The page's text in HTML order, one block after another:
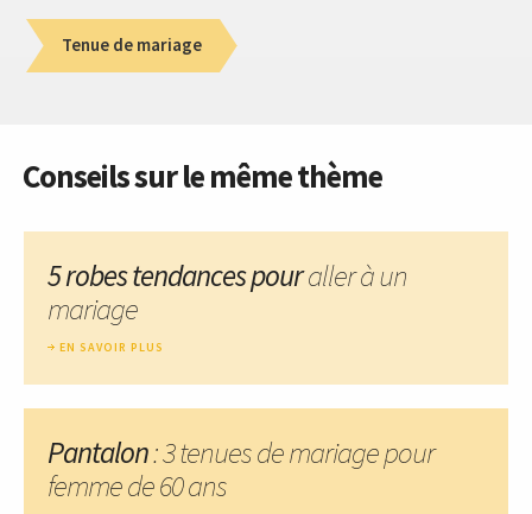
Tenue de mariage
Conseils sur le même thème
5 robes tendances pouraller à un
mariage
EN SAVOIR PLUS
Pantalon: 3 tenues de mariage pour
femme de 60 ans